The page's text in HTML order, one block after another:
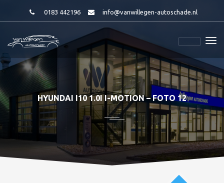
0183 442196 info@vanwillegen-autoschade.nl
HYUNDAI I10 1.0I I-MOTION – FOTO 12